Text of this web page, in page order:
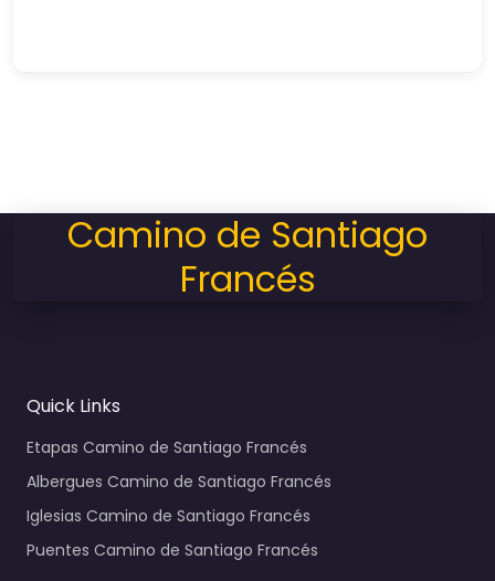
Camino de Santiago
Francés
Quick Links
Etapas Camino de Santiago Francés
Albergues Camino de Santiago Francés
Iglesias Camino de Santiago Francés
Puentes Camino de Santiago Francés